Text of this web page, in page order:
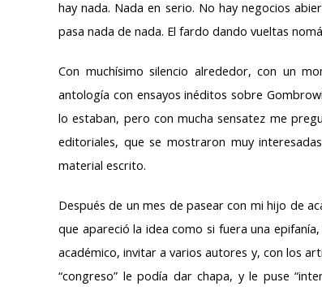
hay nada. Nada en serio. No hay negocios
pasa nada de nada. El fardo dando vueltas
Con muchísimo silencio alrededor, con un
antología con ensayos inéditos sobre
lo estaban, pero con mucha sensatez me
editoriales, que se mostraron muy
material escrito.
Después de un mes de pasear con mi hijo de
que apareció la idea como si fuera una
académico, invitar a varios autores y, con los
“congreso” le podía dar chapa, y le puse